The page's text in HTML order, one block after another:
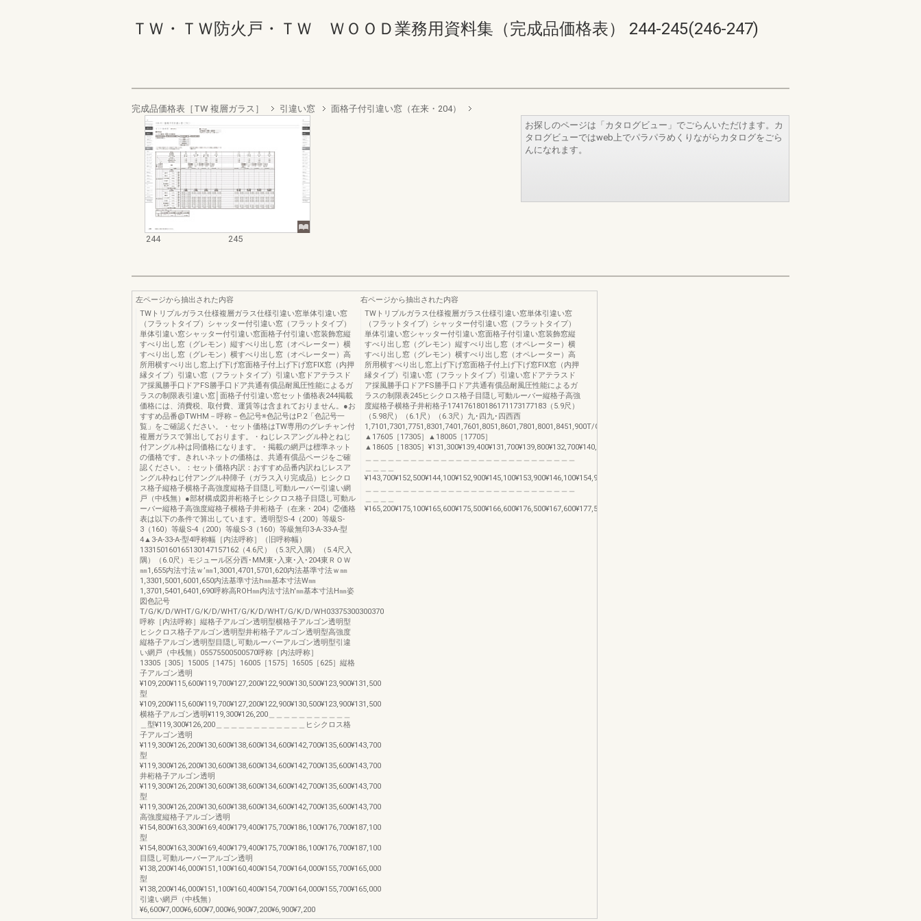
ＴＷ・ＴＷ防火戸・ＴＷ ＷＯＯＤ業務用資料集（完成品価格表） 244-245(246-247)
完成品価格表［TW 複層ガラス］ 引違い窓 面格子付引違い窓（在来・204）
244 245
お探しのページは「カタログビュー」でごらんいただけます。カ
タログビューではweb上でパラパラめくりながらカタログをごら
んになれます。
左ページから抽出された内容
TWトリプルガラス仕様複層ガラス仕様引違い窓単体引違い窓
（フラットタイプ）シャッター付引違い窓（フラットタイプ）
単体引違い窓シャッター付引違い窓面格子付引違い窓装飾窓縦
すべり出し窓（グレモン）縦すべり出し窓（オペレーター）横
すべり出し窓（グレモン）横すべり出し窓（オペレーター）高
所用横すべり出し窓上げ下げ窓面格子付上げ下げ窓FIX窓（内押
縁タイプ）引違い窓（フラットタイプ）引違い窓ドアテラスド
ア採風勝手口ドアFS勝手口ドア共通有償品耐風圧性能によるガ
ラスの制限表引違い窓│面格子付引違い窓セット価格表244掲載
価格には、消費税、取付費、運賃等は含まれておりません。●お
すすめ品番@TWHM－呼称－色記号※色記号はP.2「色記号一
覧」をご確認ください。・セット価格はTW専用のグレチャン付
複層ガラスで算出しております。・ねじレスアングル枠とねじ
付アングル枠は同価格になります。・掲載の網戸は標準ネット
の価格です。きれいネットの価格は、共通有償品ページをご確
認ください。：セット価格内訳：おすすめ品番内訳ねじレスア
ングル枠ねじ付アングル枠障子（ガラス入り完成品）ヒシクロ
ス格子縦格子横格子高強度縦格子目隠し可動ルーバー引違い網
戸（中桟無）●部材構成図井桁格子ヒシクロス格子目隠し可動ル
ーバー縦格子高強度縦格子横格子井桁格子（在来・204）②価格
表は以下の条件で算出しています。透明型S-4（200）等級S-
3（160）等級S-4（200）等級S-3（160）等級無印3-A-33-A-型
4▲3-A-33-A-型4呼称幅［内法呼称］（旧呼称幅）
133150160165130147157162（4.6尺）（5.3尺入隅）（5.4尺入
隅）（6.0尺）モジュール区分西･MM東･入東･入･204東ＲＯＷ
㎜1,655内法寸法ｗ’㎜1,3001,4701,5701,620内法基準寸法ｗ㎜
1,3301,5001,6001,650内法基準寸法h㎜基本寸法W㎜
1,3701,5401,6401,690呼称高ROH㎜内法寸法h'㎜基本寸法H㎜姿
図色記号
T/G/K/D/WHT/G/K/D/WHT/G/K/D/WHT/G/K/D/WH03375300300370
呼称［内法呼称］縦格子アルゴン透明型横格子アルゴン透明型
ヒシクロス格子アルゴン透明型井桁格子アルゴン透明型高強度
縦格子アルゴン透明型目隠し可動ルーバーアルゴン透明型引違
い網戸（中桟無）05575500500570呼称［内法呼称］
13305［305］15005［1475］16005［1575］16505［625］縦格
子アルゴン透明
¥109,200¥115,600¥119,700¥127,200¥122,900¥130,500¥123,900¥131,500
型
¥109,200¥115,600¥119,700¥127,200¥122,900¥130,500¥123,900¥131,500
横格子アルゴン透明¥119,300¥126,200＿＿＿＿＿＿＿＿＿＿＿
＿型¥119,300¥126,200＿＿＿＿＿＿＿＿＿＿＿＿ヒシクロス格
子アルゴン透明
¥119,300¥126,200¥130,600¥138,600¥134,600¥142,700¥135,600¥143,700
型
¥119,300¥126,200¥130,600¥138,600¥134,600¥142,700¥135,600¥143,700
井桁格子アルゴン透明
¥119,300¥126,200¥130,600¥138,600¥134,600¥142,700¥135,600¥143,700
型
¥119,300¥126,200¥130,600¥138,600¥134,600¥142,700¥135,600¥143,700
高強度縦格子アルゴン透明
¥154,800¥163,300¥169,400¥179,400¥175,700¥186,100¥176,700¥187,100
型
¥154,800¥163,300¥169,400¥179,400¥175,700¥186,100¥176,700¥187,100
目隠し可動ルーバーアルゴン透明
¥138,200¥146,000¥151,100¥160,400¥154,700¥164,000¥155,700¥165,000
型
¥138,200¥146,000¥151,100¥160,400¥154,700¥164,000¥155,700¥165,000
引違い網戸（中桟無）
¥6,600¥7,000¥6,600¥7,000¥6,900¥7,200¥6,900¥7,200
右ページから抽出された内容
TWトリプルガラス仕様複層ガラス仕様引違い窓単体引違い窓
（フラットタイプ）シャッター付引違い窓（フラットタイプ）
単体引違い窓シャッター付引違い窓面格子付引違い窓装飾窓縦
すべり出し窓（グレモン）縦すべり出し窓（オペレーター）横
すべり出し窓（グレモン）横すべり出し窓（オペレーター）高
所用横すべり出し窓上げ下げ窓面格子付上げ下げ窓FIX窓（内押
縁タイプ）引違い窓（フラットタイプ）引違い窓ドアテラスド
ア採風勝手口ドアFS勝手口ドア共通有償品耐風圧性能によるガ
ラスの制限表245ヒシクロス格子目隠し可動ルーバー縦格子高強
度縦格子横格子井桁格子174176180186171173177183（5.9尺）
（5.98尺）（6.1尺）（6.3尺）九･四九･四西西
1,7101,7301,7751,8301,7401,7601,8051,8601,7801,8001,8451,900T/G/K/D/WHT/G/K/D/WHT/G/K/D/WHT/G/K/D/WH▲17405［17105］
▲17605［17305］▲18005［17705］
▲18605［18305］¥131,300¥139,400¥131,700¥139,800¥132,700¥140,800¥133,700¥141,800¥131,300¥139,400¥131,700¥139,800¥132,700¥140,800¥133,700¥141,800